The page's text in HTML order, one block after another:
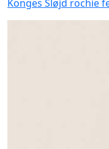
Konges Sløjd rochie